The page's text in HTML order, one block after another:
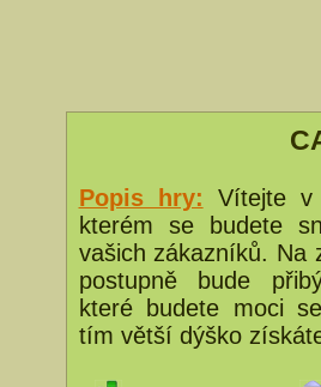
Popis hry:
Vítejte v
kterém se budete
vašich zákazníků. Na
postupně bude
které budete moci
tím větší dýško